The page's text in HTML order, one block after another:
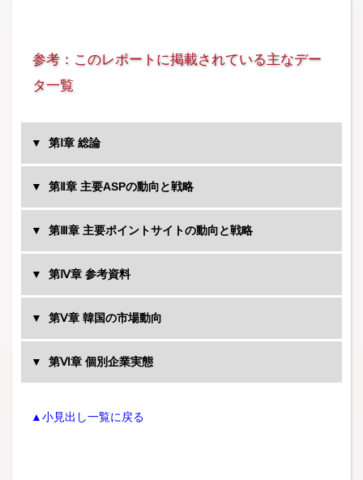
参考：このレポートに掲載されている主なデー
タ一覧
第Ⅰ章 総論
第Ⅱ章 主要ASPの動向と戦略
第Ⅲ章 主要ポイントサイトの動向と戦略
オズビジョンの「ハピタス」に関する取組み
セレスの「モッピー」に関する取組み
第Ⅳ章 参考資料
第Ⅴ章 韓国の市場動向
株式会社Link Price
第Ⅵ章 個別企業実態
▲小見出し一覧に戻る